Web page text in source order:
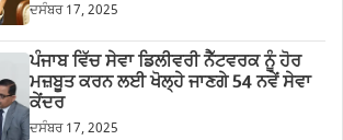
ਦਸੰਬਰ 17, 2025
ਪੰਜਾਬ ਵਿੱਚ ਸੇਵਾ ਡਿਲੀਵਰੀ ਨੈੱਟਵਰਕ ਨੂੰ ਹੋਰ
ਮਜ਼ਬੂਤ ਕਰਨ ਲਈ ਖੋਲ੍ਹੇ ਜਾਣਗੇ 54 ਨਵੇਂ ਸੇਵਾ
ਕੇਂਦਰ
ਦਸੰਬਰ 17, 2025